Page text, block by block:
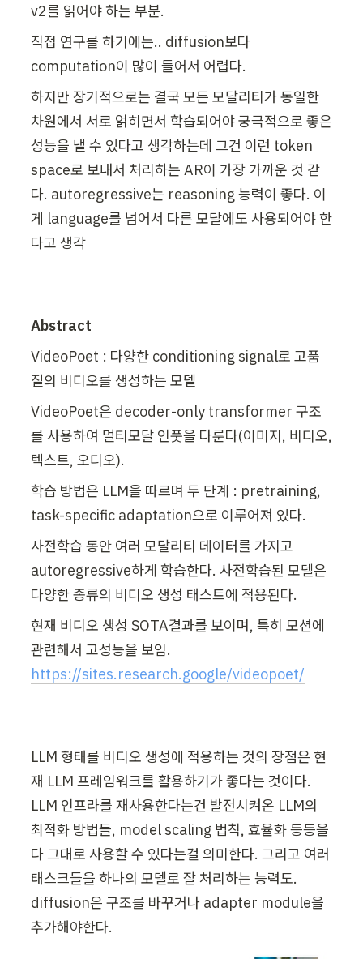
v2를 읽어야 하는 부분.
직접 연구를 하기에는.. diffusion보다
computation이 많이 들어서 어렵다.
하지만 장기적으로는 결국 모든 모달리티가 동일한
차원에서 서로 얽히면서 학습되어야 궁극적으로 좋은
성능을 낼 수 있다고 생각하는데 그건 이런 token
space로 보내서 처리하는 AR이 가장 가까운 것 같
다. autoregressive는 reasoning 능력이 좋다. 이
게 language를 넘어서 다른 모달에도 사용되어야 한
다고 생각
Abstract
VideoPoet : 다양한 conditioning signal로 고품
질의 비디오를 생성하는 모델
VideoPoet은 decoder-only transformer 구조
를 사용하여 멀티모달 인풋을 다룬다(이미지, 비디오,
텍스트, 오디오).
학습 방법은 LLM을 따르며 두 단계 : pretraining,
task-specific adaptation으로 이루어져 있다.
사전학습 동안 여러 모달리티 데이터를 가지고
autoregressive하게 학습한다. 사전학습된 모델은
다양한 종류의 비디오 생성 태스트에 적용된다.
현재 비디오 생성 SOTA결과를 보이며, 특히 모션에
https://sites.research.google/videopoet/
LLM 형태를 비디오 생성에 적용하는 것의 장점은 현
재 LLM 프레임워크를 활용하기가 좋다는 것이다.
LLM 인프라를 재사용한다는건 발전시켜온 LLM의
최적화 방법들, model scaling 법칙, 효율화 등등을
다 그대로 사용할 수 있다는걸 의미한다. 그리고 여러
태스크들을 하나의 모델로 잘 처리하는 능력도.
diffusion은 구조를 바꾸거나 adapter module을
추가해야한다.